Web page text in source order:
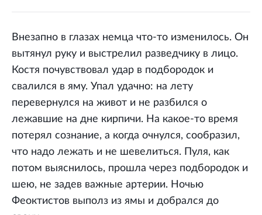
Внезапно в глазах немца что-то изменилось. Он
вытянул руку и выстрелил разведчику в лицо.
Костя почувствовал удар в подбородок и
свалился в яму. Упал удачно: на лету
перевернулся на живот и не разбился о
лежавшие на дне кирпичи. На какое-то время
потерял сознание, а когда очнулся, сообразил,
что надо лежать и не шевелиться. Пуля, как
потом выяснилось, прошла через подбородок и
шею, не задев важные артерии. Ночью
Феоктистов выполз из ямы и добрался до